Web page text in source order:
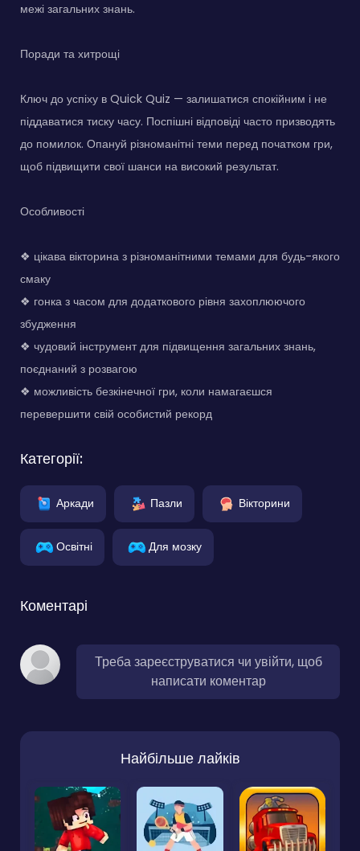
межі загальних знань.
Поради та хитрощі
Ключ до успіху в Quick Quiz — залишатися спокійним і не
піддаватися тиску часу. Поспішні відповіді часто призводять
до помилок. Опануй різноманітні теми перед початком гри,
щоб підвищити свої шанси на високий результат.
Особливості
❖ цікава вікторина з різноманітними темами для будь-якого
смаку
❖ гонка з часом для додаткового рівня захоплюючого
збудження
❖ чудовий інструмент для підвищення загальних знань,
поєднаний з розвагою
❖ можливість безкінечної гри, коли намагаєшся
перевершити свій особистий рекорд
Категорії:
Аркади Пазли Вікторини
Освітні Для мозку
Коментарі
Треба зареєструватися чи увійти, щоб
написати коментар
Найбільше лайків